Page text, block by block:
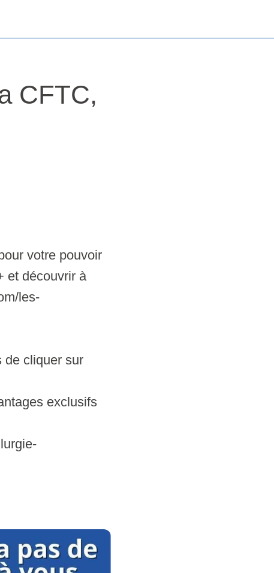
CFTC,
votre pouvoir
et découvrir à
les-
de cliquer sur
exclusifs